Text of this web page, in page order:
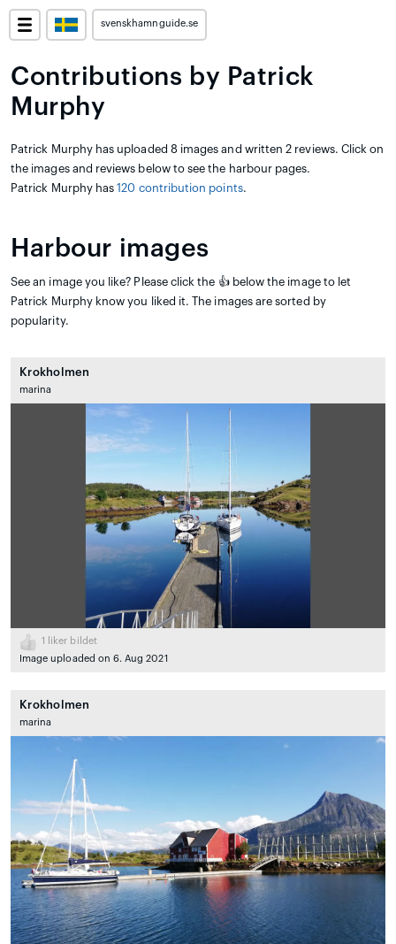
svenskhamnguide.se
Contributions by Patrick
Murphy
Patrick Murphy has uploaded 8 images and written 2 reviews. Click on
the images and reviews below to see the harbour pages.
Patrick Murphy has120 contribution points.
Harbour images
See an image you like? Please click the 👍 below the image to let
Patrick Murphy know you liked it. The images are sorted by
popularity.
Krokholmen
marina
1
liker bildet
Image uploaded on 6. Aug 2021
Krokholmen
marina